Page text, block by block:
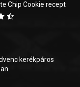
Chip Cookie recept
kerékpáros